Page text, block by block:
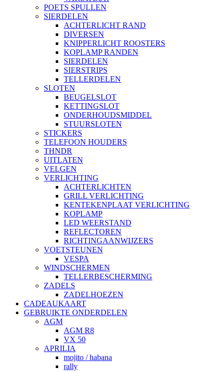
POETS SPULLEN
SIERDELEN
ACHTERLICHT RAND
DIVERSEN
KNIPPERLICHT ROOSTERS
KOPLAMP RANDEN
SIERDELEN
SIERSTRIPS
TELLERDELEN
SLOTEN
BEUGELSLOT
KETTINGSLOT
ONDERHOUDSMIDDEL
STUURSLOTEN
STICKERS
TELEFOON HOUDERS
THNDR
UITLATEN
VELGEN
VERLICHTING
ACHTERLICHTEN
GRILL VERLICHTING
KENTEKENPLAAT VERLICHTING
KOPLAMP
LED WEERSTAND
REFLECTOREN
RICHTINGAANWIJZERS
VOETSTEUNEN
VESPA
WINDSCHERMEN
TELLERBESCHERMING
ZADELS
ZADELHOEZEN
CADEAUKAART
GEBRUIKTE ONDERDELEN
AGM
AGM R8
VX 50
APRILIA
mojito / habana
rally